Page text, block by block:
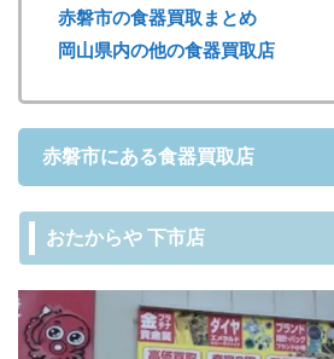
赤磐市の食器買取まとめ
岡山県内の他の食器買取店
赤磐市にある食器買取店
おたからや 下市店